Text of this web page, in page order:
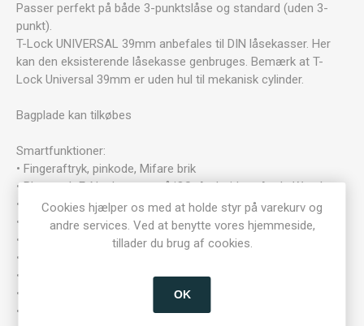
Passer perfekt på både 3-punktslåse og standard (uden 3-
punkt).
T-Lock UNIVERSAL 39mm anbefales til DIN låsekasser. Her
kan den eksisterende låsekasse genbruges. Bemærk at T-
Lock Universal 39mm er uden hul til mekanisk cylinder.
Bagplade kan tilkøbes
Smartfunktioner:
• Fingeraftryk, pinkode, Mifare brik
• Bluetooth E-Nøgle – app på iOS, Android og Apple Watch
• Tidsbestemte koder/brikker
• Engangskoder (håndværker kode)
• Tidsskema (f.eks. åbningstid)
• Adgangslog
• *Onlineadgang via WiFi, LAN eller 4G (kun med gateway)
• Dansk eller Engelsk tale
• IP55
Cookies hjælper os med at holde styr på varekurv og
andre services. Ved at benytte vores hjemmeside,
tillader du brug af cookies.
OK